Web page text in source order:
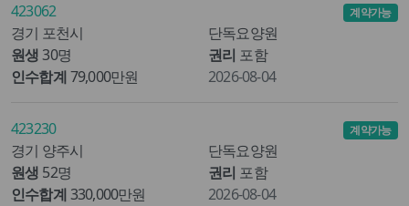
423062
경기 포천시
단독요양원
원생 30명 권리 포함
인수합계79,000만원
계약가능
2026-08-04
423230
경기 양주시
단독요양원
원생 52명 권리 포함
인수합계330,000만원
계약가능
2026-08-04